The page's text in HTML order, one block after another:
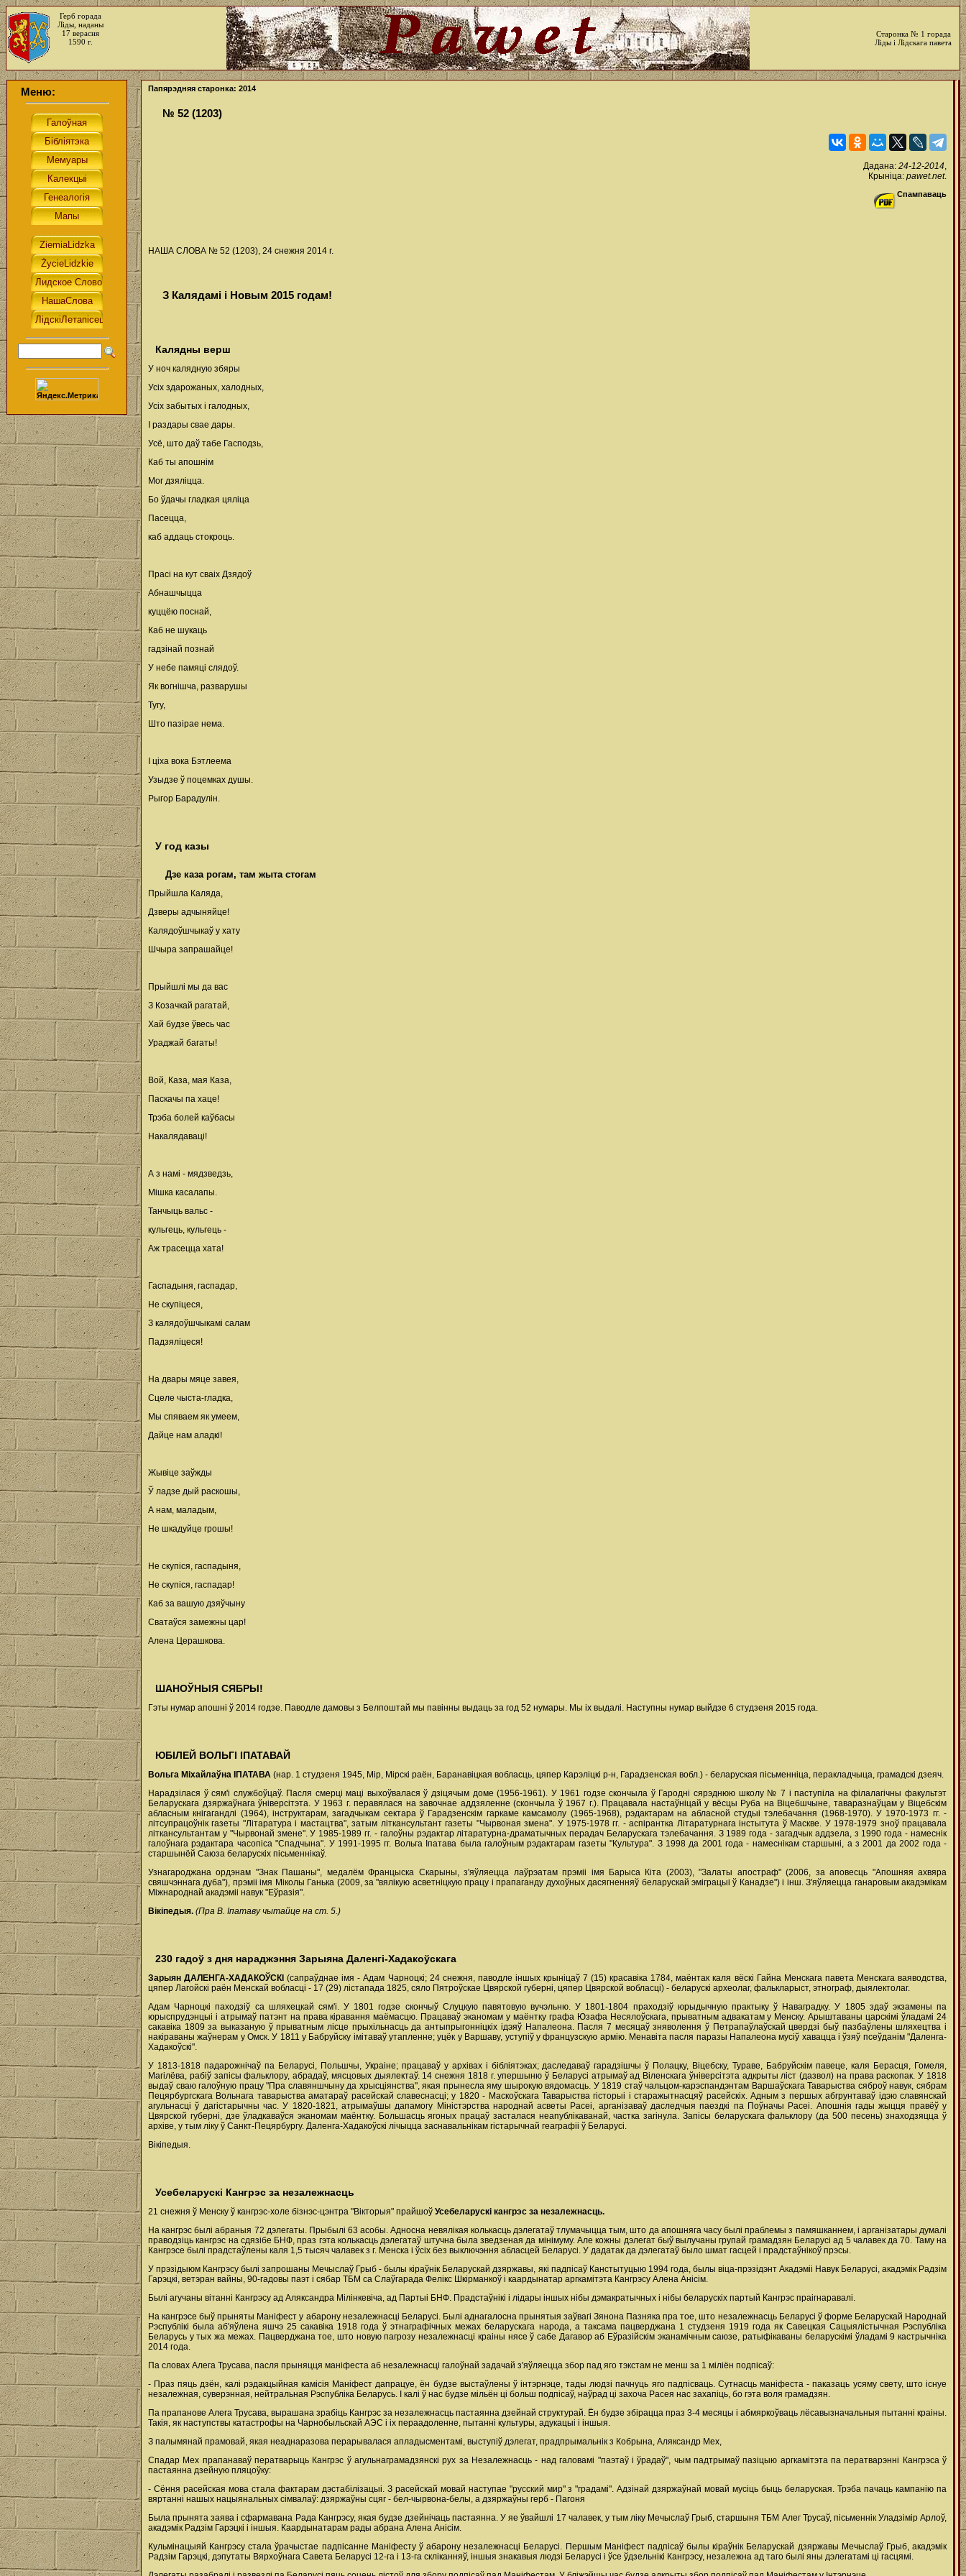
Герб горада
Ліды, наданы
17 верасня
1590 г.
Старонка № 1 горада
Ліды і Лідскага павета
Меню: Папярэдняя старонка: 2014
№ 52 (1203)
Дадана: 24-12-2014,
Крыніца: pawet.net.
Спампаваць
НАША СЛОВА № 52 (1203), 24 снежня 2014 г.
З Калядамі і Новым 2015 годам!
Калядны верш
У ноч калядную збяры
Усіх здарожаных, халодных,
Усіх забытых і галодных,
I раздары свае дары.
Усё, што даў табе Гасподзь,
Каб ты апошнім
Мог дзяліцца.
Бо ўдачы гладкая цяліца
Пасецца,
каб аддаць стокроць.
Прасі на кут сваіх Дзядоў
Абнашчыцца
куццёю поснай,
Каб не шукаць
гадзінай познай
У небе памяці слядоў.
Як вогнішча, разварушы
Тугу,
Што пазірае нема.
I ціха вока Бэтлеема
Узыдзе ў поцемках душы.
Рыгор Барадулін.
У год казы
Дзе каза рогам, там жыта стогам
Прыйшла Каляда,
Дзверы адчыняйце!
Калядоўшчыкаў у хату
Шчыра запрашайце!
Прыйшлі мы да вас
З Козачкай рагатай,
Хай будзе ўвесь час
Ураджай багаты!
Вой, Каза, мая Каза,
Паскачы па хаце!
Трэба болей каўбасы
Накалядаваці!
А з намі - мядзведзь,
Мішка касалапы.
Танчыць вальс -
кульгець, кульгець -
Аж трасецца хата!
Гаспадыня, гаспадар,
Не скупіцеся,
З калядоўшчыкамі салам
Падзяліцеся!
На двары мяце завея,
Сцеле чыста-гладка,
Мы спяваем як умеем,
Дайце нам аладкі!
Жывіце заўжды
Ў ладзе дый раскошы,
А нам, маладым,
Не шкадуйце грошы!
Не скупіся, гаспадыня,
Не скупіся, гаспадар!
Каб за вашую дзяўчыну
Сватаўся замежны цар!
Алена Церашкова.
ШАНОЎНЫЯ СЯБРЫ!
Гэты нумар апошні ў 2014 годзе. Паводле дамовы з Белпоштай мы павінны выдаць за год 52 нумары. Мы іх выдалі. Наступны нумар выйдзе 6 студзеня 2015 года.
ЮБІЛЕЙ ВОЛЬГІ ІПАТАВАЙ
Вольга Міхайлаўна ІПАТАВА (нар. 1 студзеня 1945, Мір, Мірскі раён, Баранавіцкая вобласць, цяпер Карэліцкі р-н, Гарадзенская вобл.) - беларуская пісьменніца, перакладчыца, грамадскі дзеяч.
Нарадзілася ў сям'і службоўцаў. Пасля смерці маці выхоўвалася ў дзіцячым доме (1956-1961). У 1961 годзе скончыла ў Гародні сярэднюю школу № 7 і паступіла на філалагічны факультэт
Беларускага дзяржаўнага ўніверсітэта. У 1963 г. перавялася на завочнае аддзяленне (скончыла ў 1967 г.). Працавала настаўніцай у вёсцы Руба на Віцебшчыне, таваразнаўцам у Віцебскім
абласным кнігагандлі (1964), інструктарам, загадчыкам сектара ў Гарадзенскім гаркаме камсамолу (1965-1968), рэдактарам на абласной студыі тэлебачання (1968-1970). У 1970-1973 гг. -
літсупрацоўнік газеты "Літаратура і мастацтва", затым літкансультант газеты "Чырвоная змена". У 1975-1978 гг. - аспірантка Літаратурнага інстытута ў Маскве. У 1978-1979 зноў працавала
літкансультантам у "Чырвонай змене". У 1985-1989 гг. - галоўны рэдактар літаратурна-драматычных перадач Беларускага тэлебачання. З 1989 года - загадчык аддзела, з 1990 года - намеснік
галоўнага рэдактара часопіса "Спадчына". У 1991-1995 гг. Вольга Іпатава была галоўным рэдактарам газеты "Культура". З 1998 да 2001 года - намеснікам старшыні, а з 2001 да 2002 года -
старшынёй Саюза беларускіх пісьменнікаў.
Узнагароджана ордэнам "Знак Пашаны", медалём Францыска Скарыны, з'яўляецца лаўрэатам прэміі імя Барыса Кіта (2003), "Залаты апостраф" (2006, за аповесць "Апошняя ахвяра
свяшчэннага дуба"), прэміі імя Міколы Ганька (2009, за "вялікую асветніцкую працу і прапаганду духоўных дасягненняў беларускай эміграцыі ў Канадзе") і інш. З'яўляецца ганаровым акадэмікам
Міжнароднай акадэміі навук "Еўразія".
Вікіпедыя. (Пра В. Іпатаву чытайце на ст. 5.)
230 гадоў з дня нараджэння Зарыяна Даленгі-Хадакоўскага
Зарыян ДАЛЕНГА-ХАДАКОЎСКІ(сапраўднае імя - Адам Чарноцкі; 24 снежня, паводле іншых крыніцаў 7 (15) красавіка 1784, маёнтак каля вёскі Гайна Менскага павета Менскага ваяводства,
цяпер Лагойскі раён Менскай вобласці - 17 (29) лістапада 1825, сяло Пятроўскае Цвярской губерні, цяпер Цвярской вобласці) - беларускі археолаг, фалькларыст, этнограф, дыялектолаг.
Адам Чарноцкі паходзіў са шляхецкай сям'і. У 1801 годзе скончыў Слуцкую павятовую вучэльню. У 1801-1804 праходзіў юрыдычную практыку ў Наваградку. У 1805 здаў экзамены па
юрыспрудэнцыі і атрымаў патэнт на права кіравання маёмасцю. Працаваў эканомам у маёнтку графа Юзафа Несялоўскага, прыватным адвакатам у Менску. Арыштаваны царскімі ўладамі 24
сакавіка 1809 за выказаную ў прыватным лісце прыхільнасць да антыпрыгонніцкіх ідэяў Напалеона. Пасля 7 месяцаў зняволення ў Петрапаўлаўскай цвердзі быў пазбаўлены шляхецтва і
накіраваны жаўнерам у Омск. У 1811 у Бабруйску імітаваў утапленне; уцёк у Варшаву, уступіў у французскую армію. Менавіта пасля паразы Напалеона мусіў хавацца і ўзяў псеўданім "Даленга-
Хадакоўскі".
У 1813-1818 падарожнічаў па Беларусі, Польшчы, Украіне; працаваў у архівах і бібліятэках; даследаваў гарадзішчы ў Полацку, Віцебску, Тураве, Бабруйскім павеце, каля Берасця, Гомеля,
Магілёва, рабіў запісы фальклору, абрадаў, мясцовых дыялектаў. 14 снежня 1818 г. упершыню ў Беларусі атрымаў ад Віленскага ўніверсітэта адкрыты ліст (дазвол) на права раскопак. У 1818
выдаў сваю галоўную працу "Пра славяншчыну да хрысціянства", якая прынесла яму шырокую вядомасць. У 1819 стаў чальцом-карэспандэнтам Варшаўскага Таварыства сяброў навук, сябрам
Пецярбургскага Вольнага таварыства аматараў расейскай славеснасці; у 1820 - Маскоўскага Таварыства гісторыі і старажытнасцяў расейскіх. Адным з першых абгрунтаваў ідэю славянскай
агульнасці ў дагістарычны час. У 1820-1821, атрымаўшы дапамогу Міністэрства народнай асветы Расеі, арганізаваў даследчыя паездкі па Поўначы Расеі. Апошнія гады жыцця правёў у
Цвярской губерні, дзе ўладкаваўся эканомам маёнтку. Большасць ягоных працаў засталася неапублікаванай, частка загінула. Запісы беларускага фальклору (да 500 песень) знаходзяцца ў
архіве, у тым ліку ў Санкт-Пецярбургу. Даленга-Хадакоўскі лічыцца заснавальнікам гістарычнай геаграфіі ў Беларусі.
Вікіпедыя.
Усебеларускі Кангрэс за незалежнасць
21 снежня ў Менску ў кангрэс-холе бізнэс-цэнтра "Вікторыя" прайшоў Усебеларускі кангрэс за незалежнасць.
На кангрэс былі абраныя 72 дэлегаты. Прыбылі 63 асобы. Адносна невялікая колькасць дэлегатаў тлумачыцца тым, што да апошняга часу былі праблемы з памяшканнем, і арганізатары думалі
праводзіць кангрэс на сдязібе БНФ, праз гэта колькасць дэлегатаў штучна была зведзеная да мінімуму. Але кожны дэлегат быў вылучаны групай грамадзян Беларусі ад 5 чалавек да 70. Таму на
Кангрэсе былі прадстаўлены каля 1,5 тысяч чалавек з г. Менска і ўсіх без выключэння абласцей Беларусі. У дадатак да дэлегатаў было шмат гасцей і прадстаўнікоў прэсы.
У прэзідыюм Кангрэсу былі запрошаны Мечыслаў Грыб - былы кіраўнік Беларускай дзяржавы, які падпісаў Канстытуцыю 1994 года, былы віца-прэзідэнт Акадэміі Навук Беларусі, акадэмік Радзім
Гарэцкі, ветэран вайны, 90-гадовы паэт і сябар ТБМ са Слаўгарада Фелікс Шкірманкоў і каардынатар аргкамітэта Кангрэсу Алена Анісім.
Былі агучаны вітанні Кангрэсу ад Аляксандра Мілінкевіча, ад Партыі БНФ. Прадстаўнікі і лідары іншых нібы дэмакратычных і нібы беларускіх партый Кангрэс праігнаравалі.
На кангрэсе быў прыняты Маніфест у абарону незалежнасці Беларусі. Былі аднагалосна прынятыя заўвагі Зянона Пазняка пра тое, што незалежнасць Беларусі ў форме Беларускай Народнай
Рэспублікі была аб'яўлена яшчэ 25 сакавіка 1918 года ў этнаграфічных межах беларускага народа, а таксама пацверджана 1 студзеня 1919 года як Савецкая Сацыялістычная Рэспубліка
Беларусь у тых жа межах. Пацверджана тое, што новую пагрозу незалежнасці краіны нясе ў сабе Дагавор аб Еўразійскім эканамічным саюзе, ратыфікаваны беларускімі ўладамі 9 кастрычніка
2014 года.
Па словах Алега Трусава, пасля прыняцця маніфеста аб незалежнасці галоўнай задачай з'яўляецца збор пад яго тэкстам не менш за 1 міліён подпісаў:
- Праз пяць дзён, калі рэдакцыйная камісія Маніфест дапрацуе, ён будзе выстаўлены ў інтэрнэце, тады людзі пачнуць яго падпісваць. Сутнасць маніфеста - паказаць усяму свету, што існуе
незалежная, суверэнная, нейтральная Рэспубліка Беларусь. І калі ў нас будзе мільён ці больш подпісаў, наўрад ці захоча Расея нас захапіць, бо гэта воля грамадзян.
Па прапанове Алега Трусава, вырашана зрабіць Кангрэс за незалежнасць пастаянна дзейнай структурай. Ён будзе збірацца праз 3-4 месяцы і абмяркоўваць лёсавызначальныя пытанні краіны.
Такія, як наступствы катастрофы на Чарнобыльскай АЭС і іх пераадоленне, пытанні культуры, адукацыі і іншыя.
З палымянай прамовай, якая неаднаразова перарывалася апладысментамі, выступіў дэлегат, прадпрымальнік з Кобрына, Аляксандр Мех,
Спадар Мех прапанаваў ператварыць Кангрэс ў агульнаграмадзянскі рух за Незалежнасць - над галовамі "паэтаў і ўрадаў", чым падтрымаў пазіцыю аргкамітэта па ператварэнні Кангрэса ў
пастаянна дзейную пляцоўку:
- Сёння расейская мова стала фактарам дэстабілізацыі. З расейскай мовай наступае "русский мир" з "градамі". Адзінай дзяржаўнай мовай мусіць быць беларуская. Трэба пачаць кампанію па
вяртанні нашых нацыянальных сімвалаў: дзяржаўны сцяг - бел-чырвона-белы, а дзяржаўны герб - Пагоня
Была прынята заява і сфармавана Рада Кангрэсу, якая будзе дзейнічаць пастаянна. У яе ўвайшлі 17 чалавек, у тым ліку Мечыслаў Грыб, старшыня ТБМ Алег Трусаў, пісьменнік Уладзімір Арлоў,
акадэмік Радзім Гарэцкі і іншыя. Каардынатарам рады абрана Алена Анісім.
Кульмінацыяй Кангрэсу стала ўрачыстае падпісанне Маніфесту ў абарону незалежнасці Беларусі. Першым Маніфест падпісаў былы кіраўнік Беларускай дзяржавы Мечыслаў Грыб, акадэмік
Радзім Гарэцкі, дэпутаты Вярхоўнага Савета Беларусі 12-га і 13-га скліканняў, іншыя знакавыя людзі Беларусі і ўсе ўдзельнікі Кангрэсу, незалежна ад таго былі яны дэлегатамі ці гасцямі.